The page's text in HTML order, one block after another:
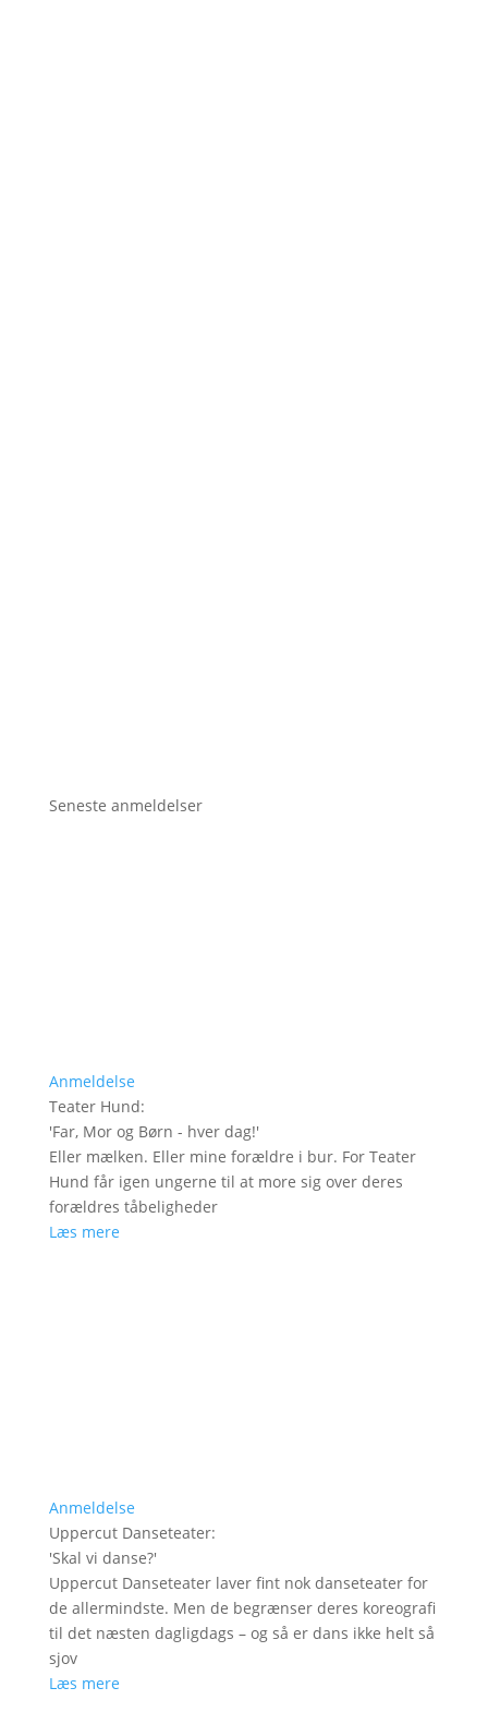
Seneste anmeldelser
Anmeldelse
Teater Hund:
'Far, Mor og Børn - hver dag!'
Eller mælken. Eller mine forældre i bur. For Teater
Hund får igen ungerne til at more sig over deres
forældres tåbeligheder
Læs mere
Anmeldelse
Uppercut Danseteater:
'Skal vi danse?'
Uppercut Danseteater laver fint nok danseteater for
de allermindste. Men de begrænser deres koreografi
til det næsten dagligdags – og så er dans ikke helt så
sjov
Læs mere